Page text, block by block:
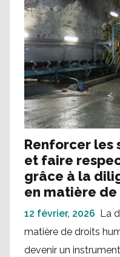
Renforcer les
et faire
grâce à la
en matière
12 février, 2026
La
matière de droits
devenir un